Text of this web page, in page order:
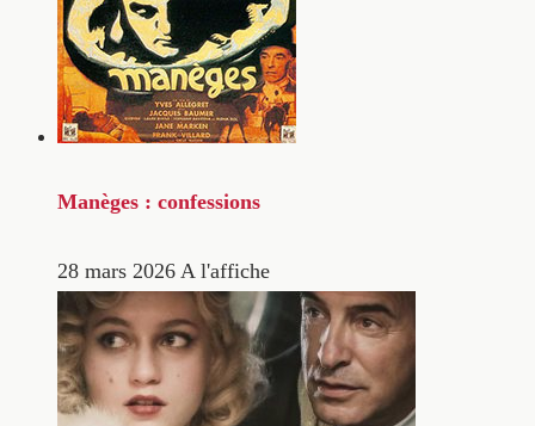
Manèges : confessions
28 mars 2026 A l'affiche